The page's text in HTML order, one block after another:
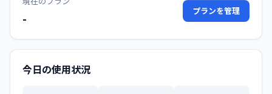
- プランを管理
今日の使用状況